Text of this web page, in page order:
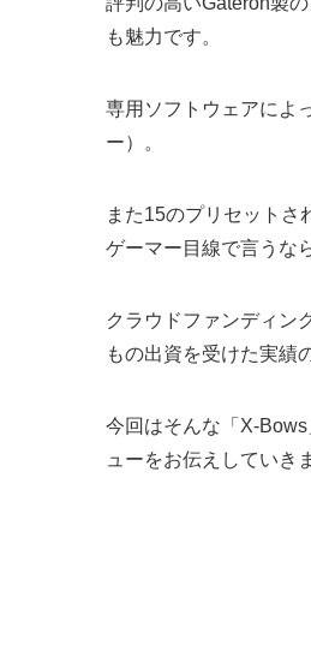
も魅力です。
専用ソフトウェアによ
ー）。
また15のプリセットさ
ゲーマー目線で言うな
クラウドファンディン
もの出資を受けた実績
今回はそんな「X-
ューをお伝えしていき